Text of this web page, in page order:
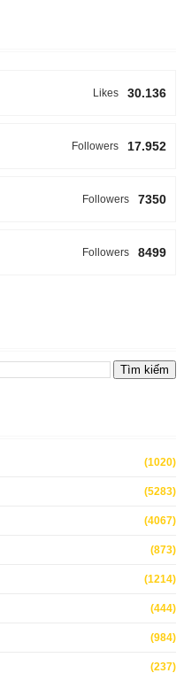
30.136
Likes
17.952
Followers
7350
Followers
8499
Followers
(1020)
(5283)
(4067)
(873)
(1214)
(444)
(984)
(237)